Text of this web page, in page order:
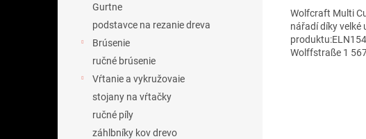
Gurtne
podstavce na rezanie dreva
Brúsenie
ručné brúsenie
Vŕtanie a vykružovaie
stojany na vŕtačky
ručné píly
záhlbníky kov drevo
Wolfcraft Multi
nářadí díky velké
Wolffstraße 1